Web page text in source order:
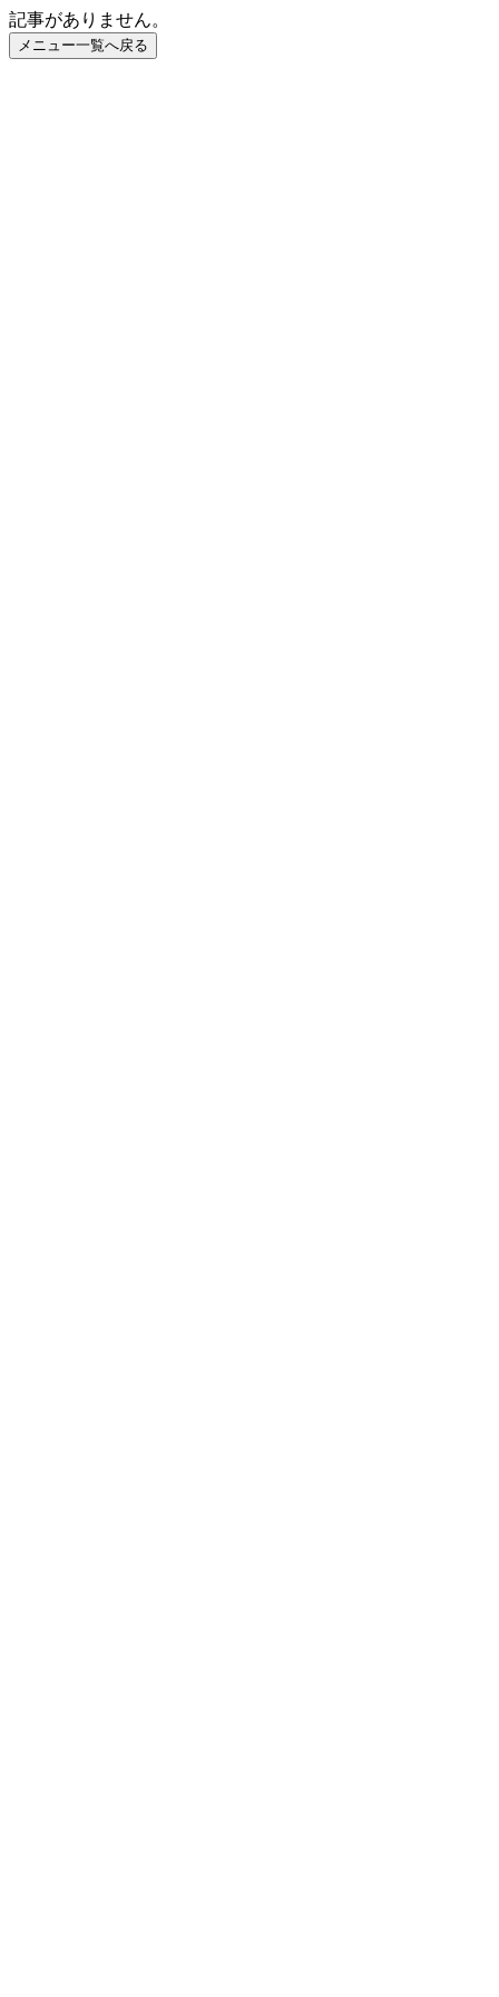
記事がありません。